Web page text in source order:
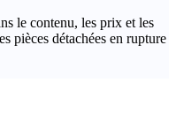
le contenu, les prix et les
pièces détachées en rupture